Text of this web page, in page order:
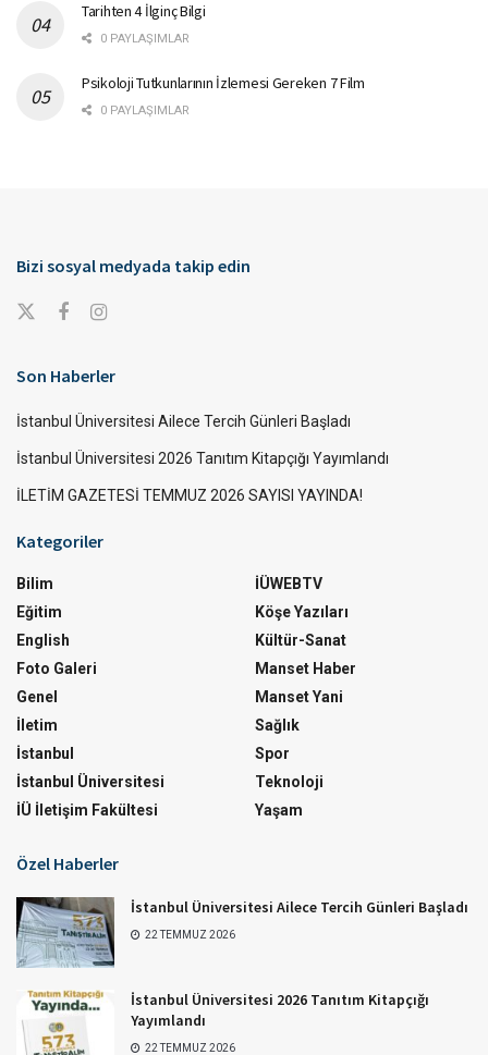
Tarihten 4 İlginç Bilgi
0 PAYLAŞIMLAR
Psikoloji Tutkunlarının İzlemesi Gereken 7 Film
0 PAYLAŞIMLAR
Bizi sosyal medyada takip edin
Son Haberler
İstanbul Üniversitesi Ailece Tercih Günleri Başladı
İstanbul Üniversitesi 2026 Tanıtım Kitapçığı Yayımlandı
İLETİM GAZETESİ TEMMUZ 2026 SAYISI YAYINDA!
Kategoriler
Bilim
Eğitim
English
Foto Galeri
Genel
İletim
İstanbul
İstanbul Üniversitesi
İÜ İletişim Fakültesi
İÜWEBTV
Köşe Yazıları
Kültür-Sanat
Manset Haber
Manset Yani
Sağlık
Spor
Teknoloji
Yaşam
Özel Haberler
İstanbul Üniversitesi Ailece Tercih Günleri Başladı
22 TEMMUZ 2026
İstanbul Üniversitesi 2026 Tanıtım Kitapçığı
Yayımlandı
22 TEMMUZ 2026